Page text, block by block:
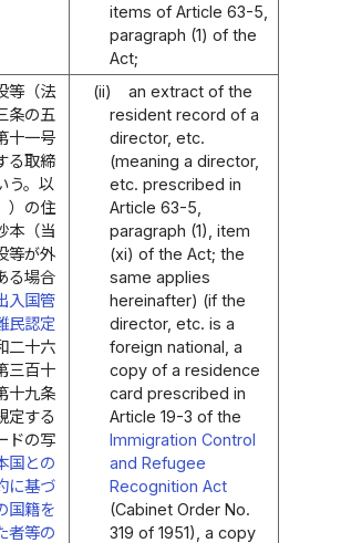
items of Article 63-5,
paragraph (1) of the
Act;
等（法
条の五
十一号
る取締
う。以
）の住
本（当
等が外
る場合
入国管
民認定
二十六
三百十
十九条
定する
ドの写
国との
に基づ
国籍を
者等の
(ii)
an extract of the
resident record of a
director, etc.
(meaning a director,
etc. prescribed in
Article 63-5,
paragraph (1), item
(xi) of the Act; the
same applies
hereinafter) (if the
director, etc. is a
foreign national, a
copy of a residence
card prescribed in
Article 19-3 of the
Immigration Control
and Refugee
Recognition Act
(Cabinet Order No.
319 of 1951), a copy